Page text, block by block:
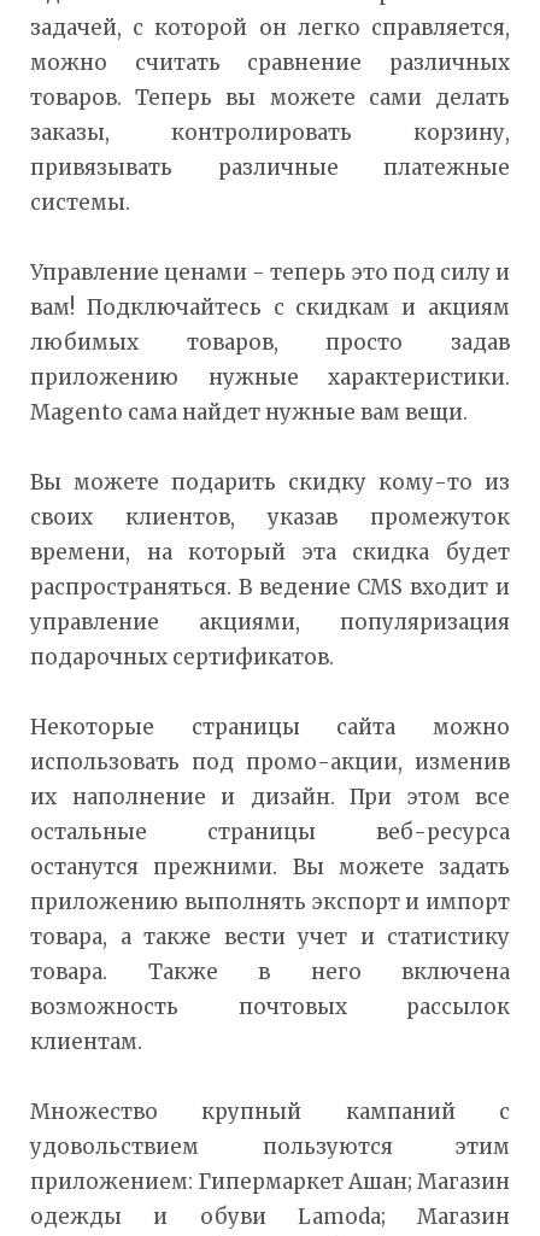
задачей, с которой он легко справляется,
можно считать сравнение различных
товаров. Теперь вы можете сами делать
заказы, контролировать корзину,
привязывать различные платежные
системы.
Управление ценами - теперь это под силу и
вам! Подключайтесь с скидкам и акциям
любимых товаров, просто задав
приложению нужные характеристики.
Magento сама найдет нужные вам вещи.
Вы можете подарить скидку кому-то из
своих клиентов, указав промежуток
времени, на который эта скидка будет
распространяться. В ведение CMS входит и
управление акциями, популяризация
подарочных сертификатов.
Некоторые страницы сайта можно
использовать под промо-акции, изменив
их наполнение и дизайн. При этом все
остальные страницы веб-ресурса
останутся прежними. Вы можете задать
приложению выполнять экспорт и импорт
товара, а также вести учет и статистику
товара. Также в него включена
возможность почтовых рассылок
клиентам.
Множество крупный кампаний с
удовольствием пользуются этим
приложением: Гипермаркет Ашан; Магазин
одежды и обуви Lamoda; Магазин